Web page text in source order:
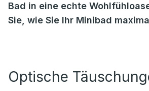
Bad in eine echte
Sie, wie Sie Ihr Minibad
Optische